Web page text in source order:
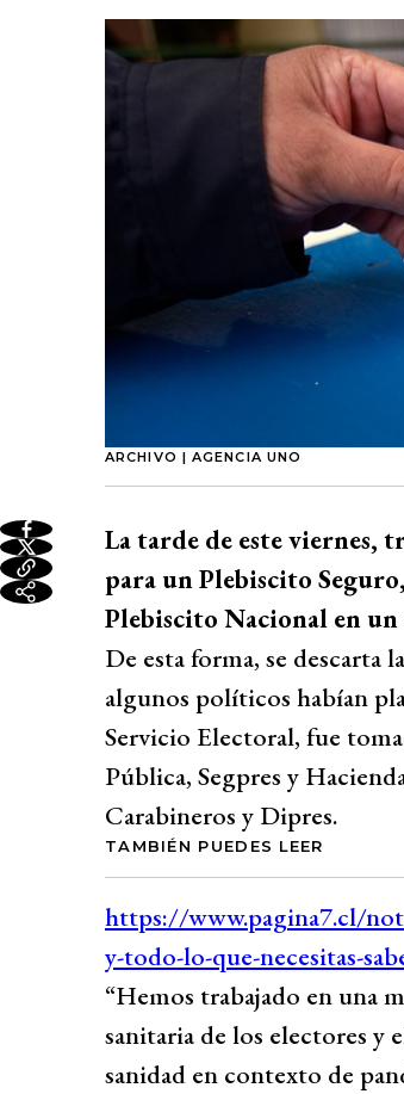
ARCHIVO | AGENCIA UNO
La tarde de este viernes,
para un Plebiscito
Plebiscito Nacional en
De esta forma, se descarta
algunos políticos habían
Servicio Electoral, fue
Pública, Segpres y
Carabineros y Dipres.
TAMBIÉN PUEDES LEER
“Hemos trabajado en una
sanitaria de los electores y
sanidad en contexto de